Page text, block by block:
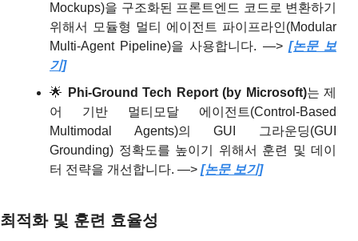
Mockups)을 구조화된 프론트엔드 코드로 변환하기
위해서 모듈형 멀티 에이전트 파이프라인(Modular
Multi-Agent Pipeline)을 사용합니다. —> [논문 보
기]
🌟
Phi-Ground Tech Report (by Microsoft)는 제
어 기반 멀티모달 에이전트(Control-Based
Multimodal Agents)의 GUI 그라운딩(GUI
Grounding) 정확도를 높이기 위해서 훈련 및 데이
터 전략을 개선합니다. —> [논문 보기]
최적화 및 훈련 효율성